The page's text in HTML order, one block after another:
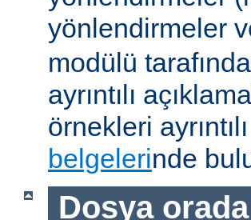
yönlendirmeler
modülü
ayrıntılı
örnekleri
belgelerinde
Dosya